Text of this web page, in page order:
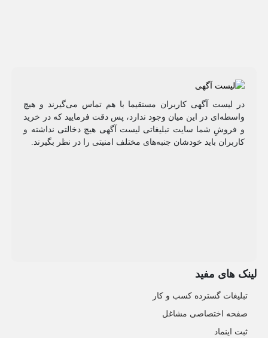
در لیست آگهی کاربران مستقیما با هم تماس می‌گیرند و هیچ
واسطه‌ای در این میان وجود ندارد، پس دقت فرمایید که در خرید
و فروشِ شما سایت تبلیغاتی لیست آگهی هیچ دخالتی نداشته و
کاربران باید خودشان جنبه‌های مختلف امنیتی را در نظر بگیرند.
لینک های مفید
تبلیغات گسترده کسب و کار
صفحه اختصاصی مشاغل
ثبت اینماد